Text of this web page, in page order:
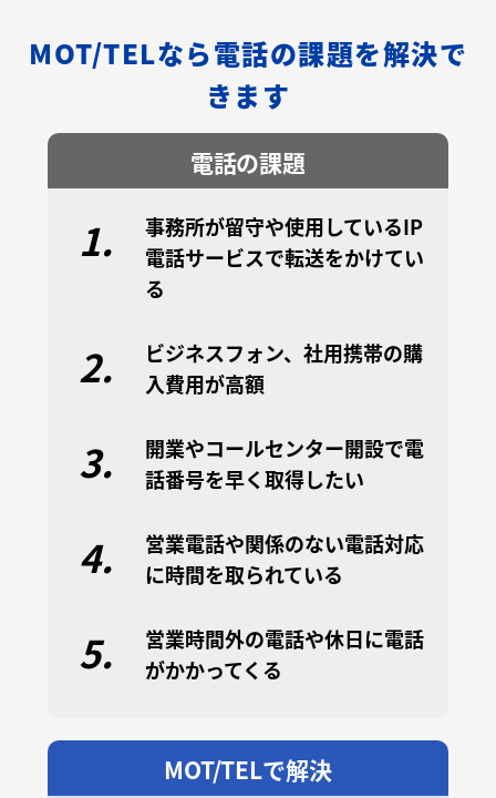
MOT/TELなら電話の課題を解決で
きます
電話の課題
1.
事務所が留守や使用しているIP
電話サービスで転送をかけてい
る
2.
ビジネスフォン、社用携帯の購
入費用が高額
3.
開業やコールセンター開設で電
話番号を早く取得したい
4.
営業電話や関係のない電話対応
に時間を取られている
5.
営業時間外の電話や休日に電話
がかかってくる
MOT/TELで解決